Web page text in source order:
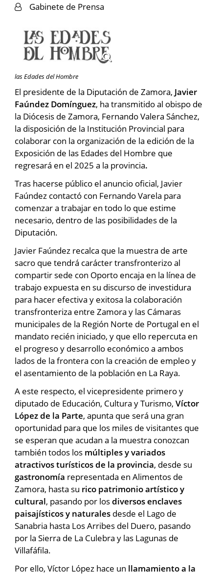
Gabinete de Prensa
las Edades del Hombre
El presidente de la Diputación de Zamora, Javier
Faúndez Domínguez, ha transmitido al obispo de
la Diócesis de Zamora, Fernando Valera Sánchez,
la disposición de la Institución Provincial para
colaborar con la organización de la edición de la
Exposición de las Edades del Hombre que
regresará en el 2025 a la provincia.
Tras hacerse público el anuncio oficial, Javier
Faúndez contactó con Fernando Varela para
comenzar a trabajar en todo lo que estime
necesario, dentro de las posibilidades de la
Diputación.
Javier Faúndez recalca que la muestra de arte
sacro que tendrá carácter transfronterizo al
compartir sede con Oporto encaja en la línea de
trabajo expuesta en su discurso de investidura
para hacer efectiva y exitosa la colaboración
transfronteriza entre Zamora y las Cámaras
municipales de la Región Norte de Portugal en el
mandato recién iniciado, y que ello repercuta en
el progreso y desarrollo económico a ambos
lados de la frontera con la creación de empleo y
el asentamiento de la población en La Raya.
A este respecto, el vicepresidente primero y
diputado de Educación, Cultura y Turismo, Víctor
López de la Parte, apunta que será una gran
oportunidad para que los miles de visitantes que
se esperan que acudan a la muestra conozcan
también todos los múltiples y variados
atractivos turísticos de la provincia, desde su
gastronomía representada en Alimentos de
Zamora, hasta su rico patrimonio artístico y
cultural, pasando por losdiversos enclaves
paisajísticos y naturales desde el Lago de
Sanabria hasta Los Arribes del Duero, pasando
por la Sierra de La Culebra y las Lagunas de
Villafáfila.
Por ello, Víctor López hace un llamamiento a la